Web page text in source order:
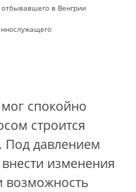
в Венгрии
спокойно
строится
Под давлением
изменения
возможность